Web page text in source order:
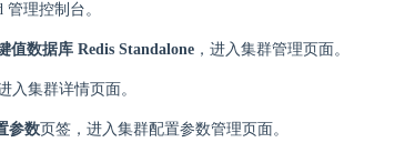
理控制台。
值数据库 Redis Standalone ，进入集群管理页面。
入集群详情页面。
参数页签，进入集群配置参数管理页面。